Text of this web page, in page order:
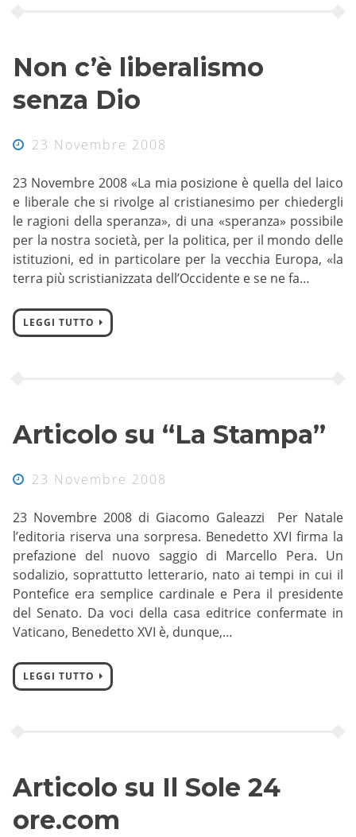
Non c’è liberalismo
senza Dio
23 Novembre 2008
23 Novembre 2008 «La mia posizione è quella del laico
e liberale che si rivolge al cristianesimo per chiedergli
le ragioni della speranza», di una «speranza» possibile
per la nostra società, per la politica, per il mondo delle
istituzioni, ed in particolare per la vecchia Europa, «la
terra più scristianizzata dell’Occidente e se ne fa…
LEGGI TUTTO
Articolo su “La Stampa”
23 Novembre 2008
23 Novembre 2008 di Giacomo Galeazzi Per Natale
l’editoria riserva una sorpresa. Benedetto XVI firma la
prefazione del nuovo saggio di Marcello Pera. Un
sodalizio, soprattutto letterario, nato ai tempi in cui il
Pontefice era semplice cardinale e Pera il presidente
del Senato. Da voci della casa editrice confermate in
Vaticano, Benedetto XVI è, dunque,…
LEGGI TUTTO
Articolo su Il Sole 24
ore.com